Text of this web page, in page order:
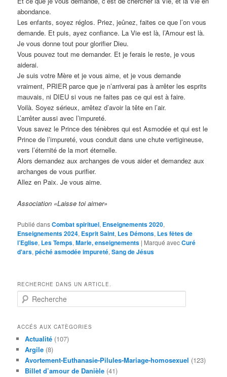
abondance.
Les enfants, soyez réglos. Priez, jeûnez, faites ce que l’on vous
demande. Et puis, ayez confiance. La Vie est là, l’Amour est là.
Je vous donne tout pour glorifier Dieu.
Vous pouvez tout me demander. Et je ferais le reste, je vous
aiderai.
Je suis votre Mère et je vous aime, et je vous demande
vraiment, PRIER parce que je n’arriverai pas à arrêter les esprits
mauvais, ni DIEU si vous ne faites pas ce qui est à faire.
Voilà. Soyez sérieux, arrêtez d’avoir la tête en l’air.
L’arrêter aussi avec l’impureté.
Vous savez le Prince des ténèbres qui est Asmodée et qui est le
Prince de l’impureté, vous conduit dans une chute vertigineuse,
vers l’éternité de la mort éternelle.
Alors demandez aux archanges de vous aider et demandez aux
archanges de vous purifier.
Allez en Paix. Je vous aime.
Association «Laisse toi aimer»
Publié dansCombat spirituel, Enseignements 2020,
Enseignements 2024, Esprit Saint, Les Démons, Les fêtes de
l’Eglise, Les Temps,Marie, enseignements | Marqué avecCuré
d'ars,péché asmodée impureté,Sang de Jésus
RECHERCHE DANS UN ARTICLE.
e
h
c
h
e
ACCÉS AUX CATÈGORIES
Actualité (107)
Argile (8)
Avortement-Euthanasie-Pilules-Mariage-homosexuel (123)
Billet d’amour de Danièle (41)